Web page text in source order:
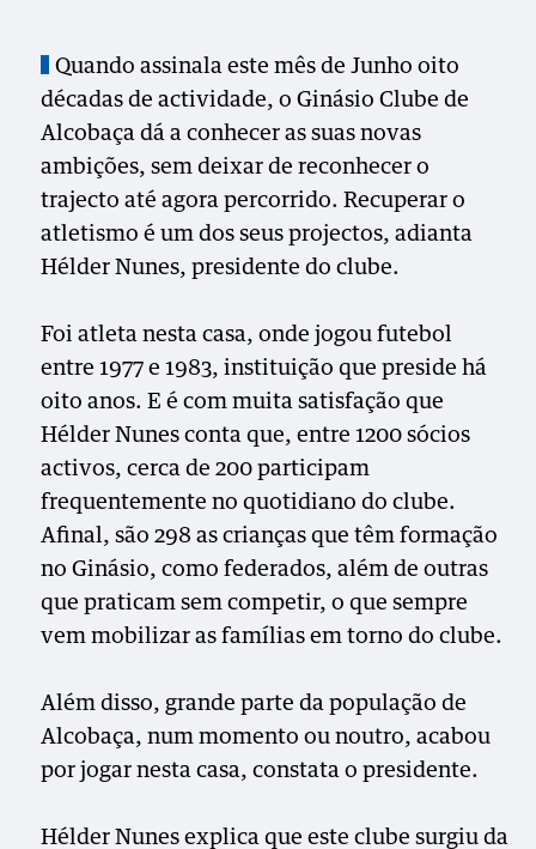
Quando assinala este mês de Junho oito
décadas de actividade, o Ginásio Clube de
Alcobaça dá a conhecer as suas novas
ambições, sem deixar de reconhecer o
trajecto até agora percorrido. Recuperar o
atletismo é um dos seus projectos, adianta
Hélder Nunes, presidente do clube.
Foi atleta nesta casa, onde jogou futebol
entre 1977 e 1983, instituição que preside há
oito anos. E é com muita satisfação que
Hélder Nunes conta que, entre 1200 sócios
activos, cerca de 200 participam
frequentemente no quotidiano do clube.
Afinal, são 298 as crianças que têm formação
no Ginásio, como federados, além de outras
que praticam sem competir, o que sempre
vem mobilizar as famílias em torno do clube.
Além disso, grande parte da população de
Alcobaça, num momento ou noutro, acabou
por jogar nesta casa, constata o presidente.
Hélder Nunes explica que este clube surgiu da